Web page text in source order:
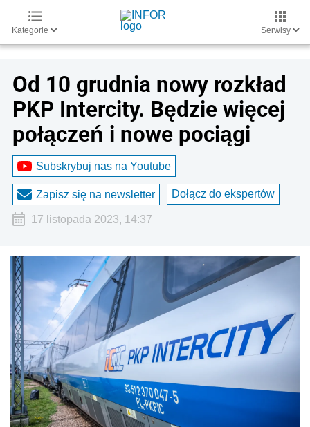
Kategorie Serwisy
Od 10 grudnia nowy rozkład
PKP Intercity. Będzie więcej
połączeń i nowe pociągi
Subskrybuj nas na Youtube
Zapisz się na newsletter Dołącz do ekspertów
17 listopada 2023, 14:37